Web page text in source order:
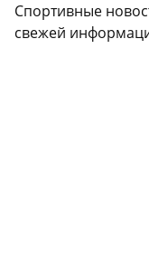
Спортивные
свежей